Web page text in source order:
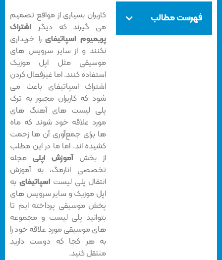
فهرست مطالب
کاربران بسیاری از مواقع تصمیم
می گیرند که دیگراشتراک
پریمیوم اسپاتیفایرا خریداری
نکنند و از سایر سرویس های
موسیقی مثل اپل موزیک
استفاده کنند. اما غیرفعال کردن
اشتراک اسپاتیفای باعث می
شود که کاربران مجبور به ترک
پلی لیست های آهنگ های
مورد علاقه خود شوند که ماه
ها برای جمع‌آوری آن ها زحمت
کشیده اند. اما ما در این مطلب
از بخشآموزش اپلی مجله
تخصصی انارمگ، به آموزش
انتقال پلی لیستاسپاتیفایبه
اپل موزیک و سایر سرویس های
پخش موسیقی پرداخته ایم تا
بتوانید پلی لیست و مجموعه
های موسیقی مورد علاقه خود را
به هر کجا که دوست دارید
منتقل کنید.